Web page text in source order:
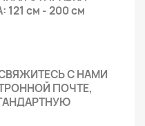
см - 200 см
С НАМИ
ПОЧТЕ,